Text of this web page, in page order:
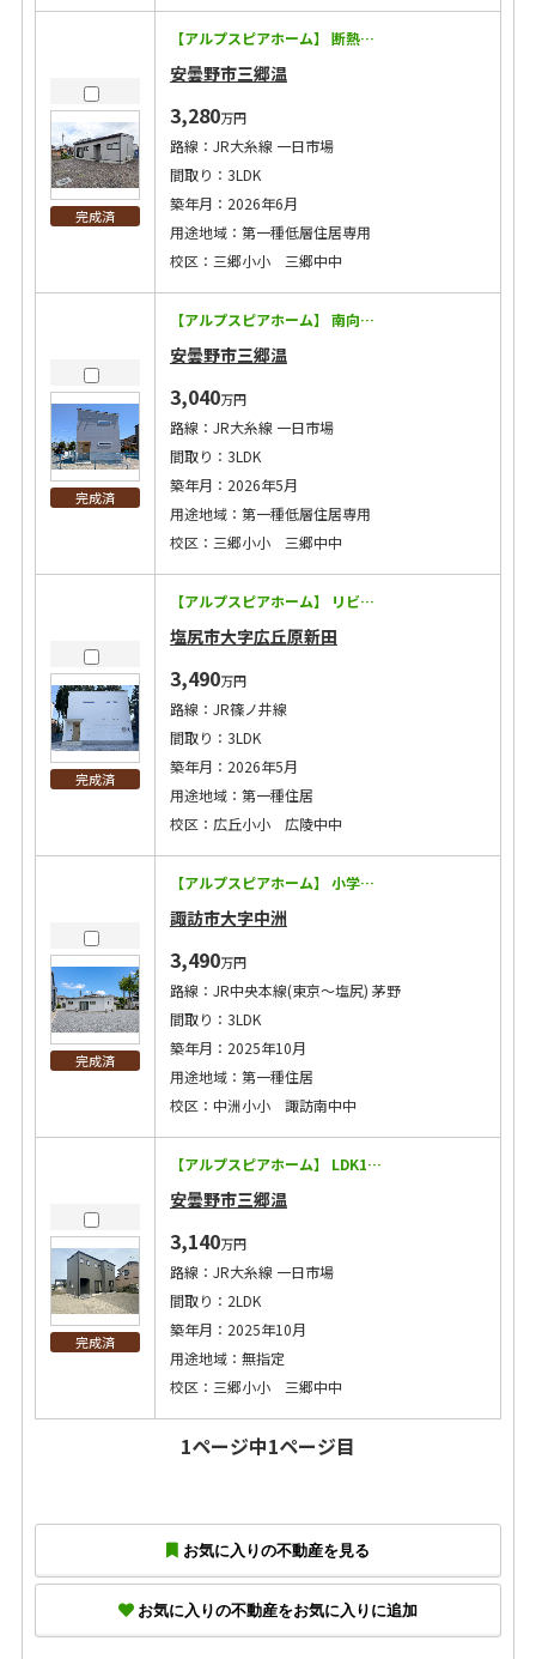
完成済
【アルプスピアホーム】 断熱等級5！太陽光7.28kW搭載の経済効果で月々7万円台に！ ◇耐震等級3に加えて制震装置マモリー搭載！地震に強い！ ◇キッチン・トイレ・バスなどの住宅設備15年保証！ ◇太陽光発電搭載で将来コストにも配慮 ◇エアコン2台・カーテン・照明・網戸付き！ ◇洗濯給水にウルトラファインバブル設置！ 【この物件のPoint！】 ◇生活しやす平屋住宅！ ◇リビングに隣接した洋室はシーンに応じて間仕切りで使い分けられる便利な間取り ◇スーパーやコンビニが徒歩圏内に！ ※敷地延長 46.52㎡あります。
安曇野市三郷温
3,280万円
路線：JR大糸線 一日市場
間取り：3LDK
築年月：2026年6月
用途地域：第一種低層住居専用
校区：三郷小小 三郷中中
完成済
【アルプスピアホーム】 南向きLDK！毎日見学予約受付中！長野で暮らすためのお家を体感ください！ ◇耐震等級3に加えて制震装置マモリー搭載！地震に強い！ ◇キッチン・トイレ・バスなどの住宅設備15年保証！ ◇太陽光発電搭載で将来コストにも配慮 ◇エアコン2台・カーテン・照明・網戸付き！ ◇洗濯給水にウルトラファインバブル設置！ 【この物件のPoint！】 ◇限られた空間を最大限に活かした間取！ ◇主寝室には３帖のウォークインクローゼット！衣替え不要の収納力！ ◇太陽光5.82Kw搭載！電気代が抑えられます♪ ◇耐震等級3に加えて制震装置マモリー搭載！地震に強い♪ ◇近隣にはスーパー＆コンビニ＆ホームセンター ◇カインズ梓川店まで900m（徒歩12分）
安曇野市三郷温
3,040万円
路線：JR大糸線 一日市場
間取り：3LDK
築年月：2026年5月
用途地域：第一種低層住居専用
校区：三郷小小 三郷中中
完成済
【アルプスピアホーム】 リビング階段！毎日見学予約受付中！長野で暮らすためのお家を体感ください！ ◇耐震等級3に加えて制震装置マモリー搭載！地震に強い！ ◇キッチン・トイレ・バスなどの住宅設備15年保証！ ◇太陽光発電搭載で将来コストにも配慮 ◇エアコン2台・カーテン・照明・網戸付き！ ◇洗濯給水にウルトラファインバブル設置！ 【この物件のPoint！】 ◇限られた空間を最大限に活かした間取！ ◇主寝室には３帖のウォークインクローゼット！衣替え不要の収納力！ ◇広丘駅間で徒歩7分！通勤通学に便利な立地！
塩尻市大字広丘原新田
3,490万円
路線：JR篠ノ井線
間取り：3LDK
築年月：2026年5月
用途地域：第一種住居
校区：広丘小小 広陵中中
完成済
【アルプスピアホーム】 小学校まで徒歩8分！毎日見学予約受付中！長野で暮らす為のお家をぜひ体感してください！ ◇耐震等級3に加えて制震装置マモリー搭載！地震に強い！ ◇キッチン・トイレ・バスなどの住宅設備15年保証！ ◇太陽光発電搭載で将来コストにも配慮 ◇エアコン2台・カーテン・照明・網戸付き！ ◇洗濯給水にウルトラファインバブル設置！ 【この物件のPoint！】 ◇使いやすいランドリールーム！ ◇キッチン横にはパントリー！ ◇小学校＆コンビニ徒歩10分圏内！ ◇低学年のお子様でも通いやすい通学距離です。 ※価格改定しました！
諏訪市大字中洲
3,490万円
路線：JR中央本線(東京～塩尻) 茅野
間取り：3LDK
築年月：2025年10月
用途地域：第一種住居
校区：中洲小小 諏訪南中中
完成済
【アルプスピアホーム】 LDK17帖！毎日見学予約受付中！長野で暮らすためのお家をご体感ください！ ◇耐震等級3に加えて制震装置マモリー搭載！地震に強い！ ◇キッチン・トイレ・バスなどの住宅設備15年保証！ ◇太陽光発電搭載で将来コストにも配慮 ◇エアコン2台・カーテン・照明・網戸付き！ ◇洗濯給水にウルトラファインバブル設置！ 【この物件のPoint！】 ◇２階洋室は将来的に壁を作り２部屋として使用できるようになっています！ ◇主寝室WIC2.5帖！ たっぷり収納できます！ ◇２階廊下にカウンター設置！家事スペースとしても利用できます！ ◇カインズ梓川店まで900m（徒歩12分） ※敷地延長 44.91㎡あります。 ※価格改定しました！
安曇野市三郷温
3,140万円
路線：JR大糸線 一日市場
間取り：2LDK
築年月：2025年10月
用途地域：無指定
校区：三郷小小 三郷中中
1ページ中1ページ目
お気に入りの不動産を見る
お気に入りの不動産をお気に入りに追加